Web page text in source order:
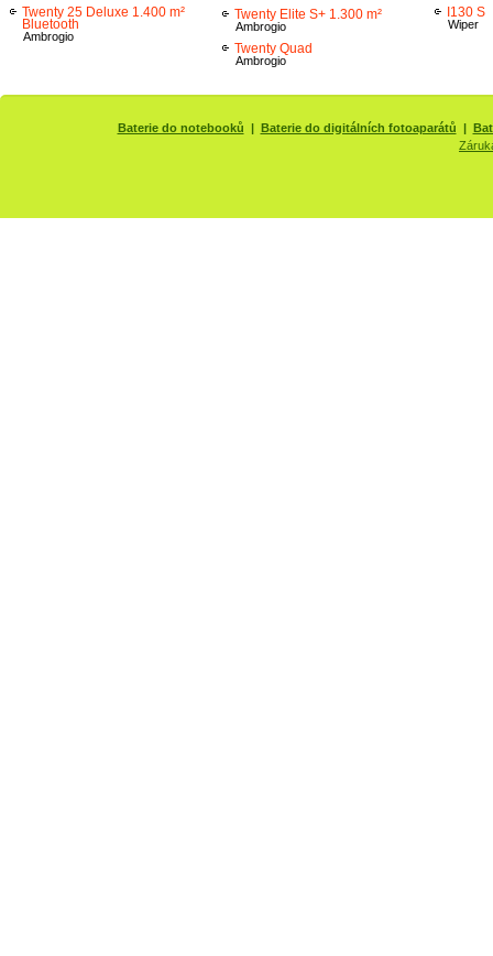
Twenty 25 Deluxe 1.400 m²
Bluetooth
Ambrogio
Twenty Elite S+ 1.300 m²
Ambrogio
Twenty Quad
Ambrogio
I130 S
Wiper
Baterie do notebooků | Baterie do digitálních fotoaparátů |